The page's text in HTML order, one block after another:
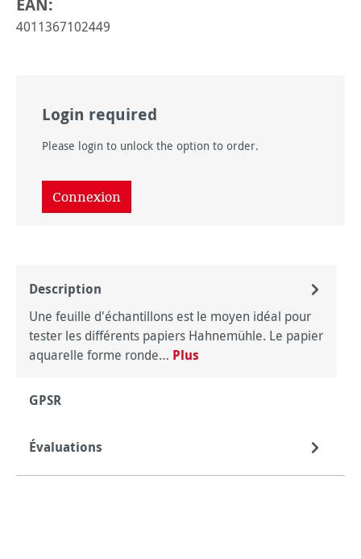
EAN:
4011367102449
Login required
Please login to unlock the option to order.
Connexion
Description
Une feuille d'échantillons est le moyen idéal pour
tester les différents papiers Hahnemühle. Le papier
aquarelle forme ronde… Plus
GPSR
Évaluations